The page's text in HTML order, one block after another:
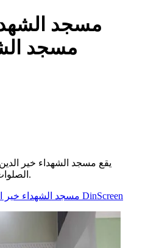
مسجد
مسجد
يقع مسجد الشهداء خير
الصلوات الخمس والجمعة، ويخدم الحي.
مسجد الشهداء خير DinScreen